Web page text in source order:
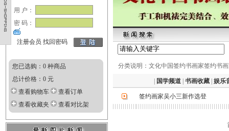
用 户：
密 码：
注册会员 找回密码
您已选购：0 种商品
总计价格：0 元
查看购物车
查看订单
查看收藏夹
查看对比架
分类说明：文化中国签约书画家签约书
国学频道 书画收藏 娱乐
签约画家吴小三新作选登